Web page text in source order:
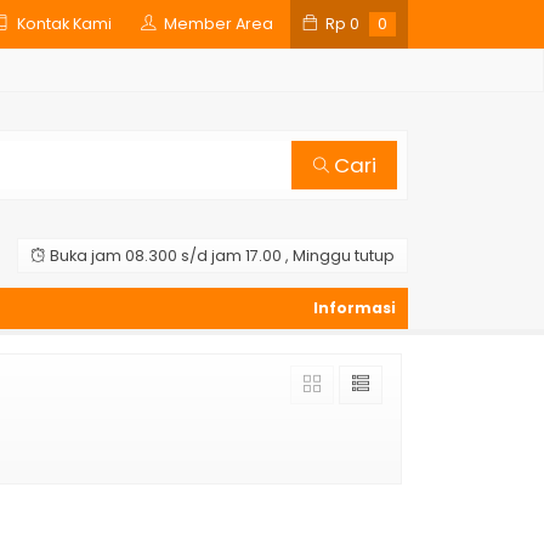
Kontak Kami Member Area Rp 0 0
Cari
Buka jam 08.300 s/d jam 17.00 , Minggu tutup